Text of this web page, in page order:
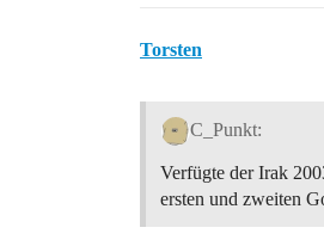
Torsten
C_Punkt:
Verfügte der Irak
ersten und zweiten